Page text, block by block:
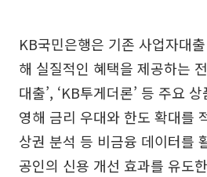
KB국민은행은 기존 사업자대
해 실질적인 혜택을 제공하는
대출’, ‘KB투게더론’ 등 주요
영해 금리 우대와 한도 확대를
상권 분석 등 비금융 데이터를
공인의 신용 개선 효과를 유도